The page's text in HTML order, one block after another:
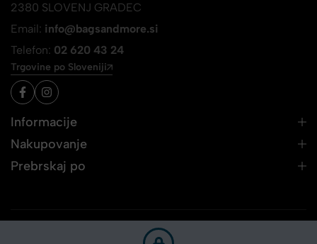
2380 SLOVENJ GRADEC
Email: info@bagsandmore.si
Telefon: 02 620 43 24
Trgovine po Sloveniji
Informacije
Nakupovanje
Prebrskaj po